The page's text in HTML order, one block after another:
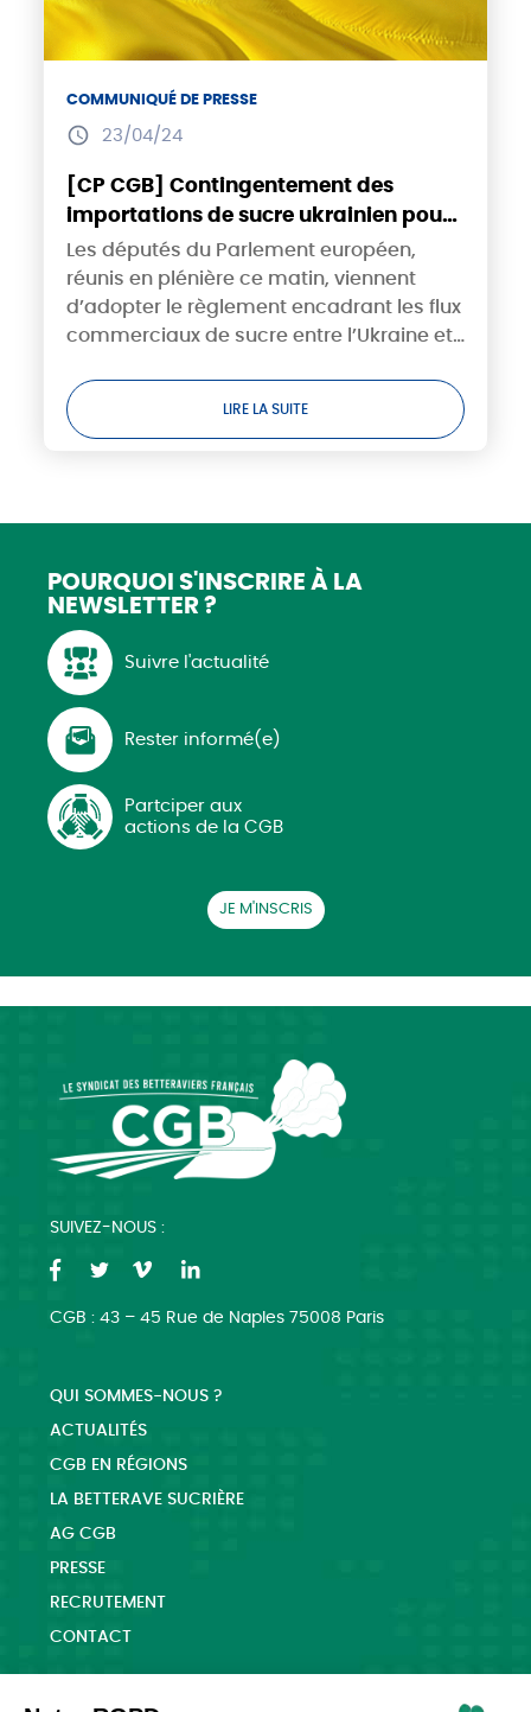
COMMUNIQUÉ DE PRESSE
23/04/24
[CP CGB] Contingentement des
importations de sucre ukrainien pour
2024/25 : une victoire et un
soulagement pour la filière
européenne du sucre
Les députés du Parlement européen,
réunis en plénière ce matin, viennent
d’adopter le règlement encadrant les flux
commerciaux de sucre entre l’Ukraine et
vigueur à partir de juin prochain. La CGB
se félicite...
LIRE LA SUITE
POURQUOI S'INSCRIRE À LA
NEWSLETTER ?
Suivre l'actualité
Rester informé(e)
Partciper aux
actions de la CGB
JE M'INSCRIS
SUIVEZ-NOUS :
CGB : 43 – 45 Rue de Naples 75008 Paris
QUI SOMMES-NOUS ?
ACTUALITÉS
CGB EN RÉGIONS
LA BETTERAVE SUCRIÈRE
AG CGB
PRESSE
RECRUTEMENT
CONTACT